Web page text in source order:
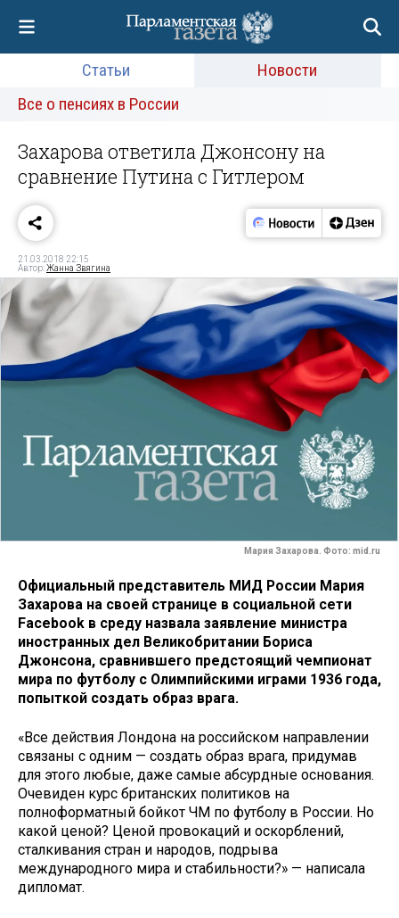
Статьи
Новости
Все о пенсиях в России
Захарова ответила Джонсону на
сравнение Путина с Гитлером
21.03.2018 22:15
Автор:Жанна Звягина
Мария Захарова. Фото: mid.ru
Официальный представитель МИД России Мария
Захарова на своей странице в социальной сети
Facebook в среду назвала заявление министра
иностранных дел Великобритании Бориса
Джонсона, сравнившего предстоящий чемпионат
мира по футболу с Олимпийскими играми 1936 года,
попыткой создать образ врага.
«Все действия Лондона на российском направлении
связаны с одним — создать образ врага, придумав
для этого любые, даже самые абсурдные основания.
Очевиден курс британских политиков на
полноформатный бойкот ЧМ по футболу в России. Но
какой ценой? Ценой провокаций и оскорблений,
сталкивания стран и народов, подрыва
международного мира и стабильности?» — написала
дипломат.